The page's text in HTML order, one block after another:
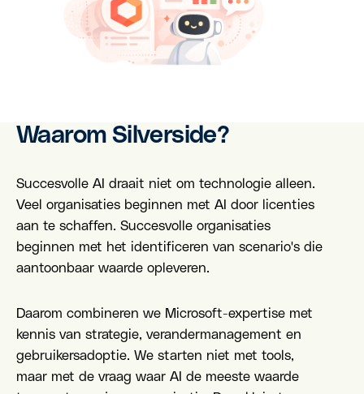
Waarom Silverside?
Succesvolle AI draait niet om technologie alleen.
Veel organisaties beginnen met AI door licenties
aan te schaffen. Succesvolle organisaties
beginnen met het identificeren van scenario's die
aantoonbaar waarde opleveren.
Daarom combineren we Microsoft-expertise met
kennis van strategie, verandermanagement en
gebruikersadoptie. We starten niet met tools,
maar met de vraag waar AI de meeste waarde